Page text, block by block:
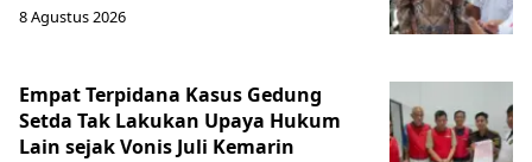
8 Agustus 2026
Empat Terpidana Kasus Gedung
Setda Tak Lakukan Upaya Hukum
Lain sejak Vonis Juli Kemarin